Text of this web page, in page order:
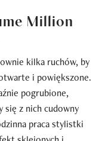
Million
kilka ruchów, by
i powiększone.
pogrubione,
się z nich cudowny
praca stylistki